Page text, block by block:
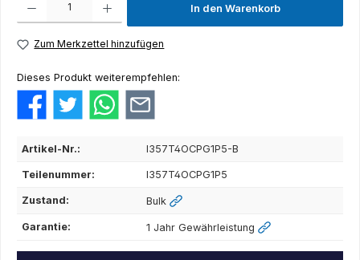
In den Warenkorb
Zum Merkzettel hinzufügen
Dieses Produkt weiterempfehlen:
Artikel-Nr.: I357T4OCPG1P5-B
Teilenummer: I357T4OCPG1P5
Zustand: Bulk
Garantie: 1 Jahr Gewährleistung